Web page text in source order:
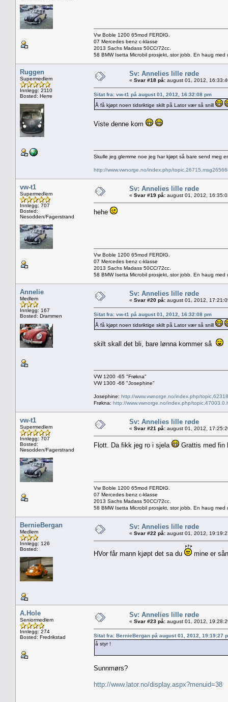
Vw Boble 1200 65mod FERDIG.
07 Mercedes benz c-klasse
2013 Sachs Madass 50CC/72cc.
58 BMW Isetta Microbil prosjekt, stor jobb. En haug med
Ruggen
Supermedlem
Innlegg: 2110
Bosted: Herre
Sv: Annelies lille røde
« Svar #18 på: august 01, 2012,
Sitat fra: vw-t1 på august 01, 2012, 16:32:08 pm
Å få kjøpt noen tidsriktige skilt på Lator vær så snill
Viste denne kom
Skulle jeg glemme noe jeg har kjøpt så bare send meg
http://www.vwnorge.no/index.php/
vw-t1
Supermedlem
Innlegg: 707
Bosted:
Nesodden/Fagerstrand
Sv: Annelies lille røde
« Svar #19 på: august 01, 2012,
hehe
Vw Boble 1200 65mod FERDIG.
07 Mercedes benz c-klasse
2013 Sachs Madass 50CC/72cc.
58 BMW Isetta Microbil prosjekt, stor jobb. En haug med
Annelie
Medlem
Innlegg: 167
Bosted: Drammen
Sv: Annelies lille røde
« Svar #20 på: august 01, 2012,
Sitat fra: vw-t1 på august 01, 2012, 16:32:08 pm
Å få kjøpt noen tidsriktige skilt på Lator vær så snill
skilt skall det bli, bare lønna kommer så
VW 1200 -65 "Frøkna"
VW 1300 -66 "Josephine"
Josephine: http://www.vwnorge.no/index.php/
Frøkna: http://www.vwnorge.no/index.php/
vw-t1
Supermedlem
Innlegg: 707
Bosted:
Nesodden/Fagerstrand
Sv: Annelies lille røde
« Svar #21 på: august 01, 2012,
Flott. Da fikk jeg ro i sjela Grattis med fin
Vw Boble 1200 65mod FERDIG.
07 Mercedes benz c-klasse
2013 Sachs Madass 50CC/72cc.
58 BMW Isetta Microbil prosjekt, stor jobb. En haug med
BernieBergan
Medlem
Innlegg: 126
Bosted:
Sv: Annelies lille røde
« Svar #22 på: august 01, 2012,
HVor får mann kjøpt det sa du mine er
A.Hole
Seniormedlem
Innlegg: 274
Bosted: Fredrikstad
Sv: Annelies lille røde
« Svar #23 på: august 01, 2012,
Sitat fra: BernieBergan på august 01, 2012, 19:19:27
å styr !
Sunnmørs?
http://www.lator.no/display.aspx?menuid=38